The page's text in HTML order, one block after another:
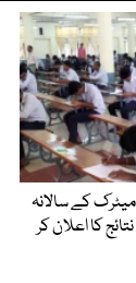
میٹرک کے سالانہ
کا اعلان کر